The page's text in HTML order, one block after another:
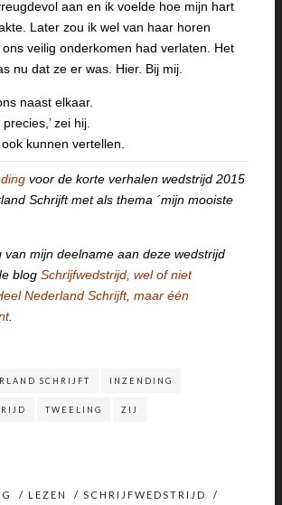
aan en ik voelde hoe mijn hart
Later zou ik wel van haar horen
veilig onderkomen had verlaten. Het
nu dat ze er was. Hier. Bij mij.
naast elkaar.
zei hij.
kunnen vertellen.
voor de korte verhalen wedstrijd 2015
Schrijft met als thema ´mijn mooiste
van mijn deelname aan deze wedstrijd
blog Schrijfwedstrijd, wel of niet
Nederland Schrijft, maar één
.
SCHRIJFT INZENDING
TWEELING ZIJ
/ LEZEN / SCHRIJFWEDSTRIJD /